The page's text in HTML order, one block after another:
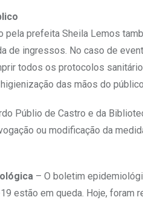
pela prefeita Sheila Lemos
de ingressos. No caso de
todos os protocolos
das mãos do
Públio de Castro e da
ou modificação da
– O boletim
estão em queda. Hoje,